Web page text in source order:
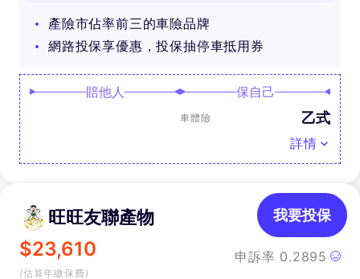
產險市佔率前三的車險品牌
網路投保享優惠，投保抽停車抵用券
賠他人 保自己
車體險 乙式
詳情
旺旺友聯產物
$23,610
(估算年繳保費)
申訴率 0.2895
我要投保